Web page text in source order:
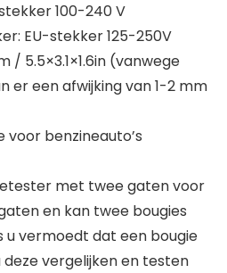
100-240 V
EU-stekker 125-250V
/ 5.5×3.1×1.6in (vanwege
er een afwijking van 1-2 mm
voor benzineauto’s
met twee gaten voor
en kan twee bougies
u vermoedt dat een bougie
vergelijken en testen